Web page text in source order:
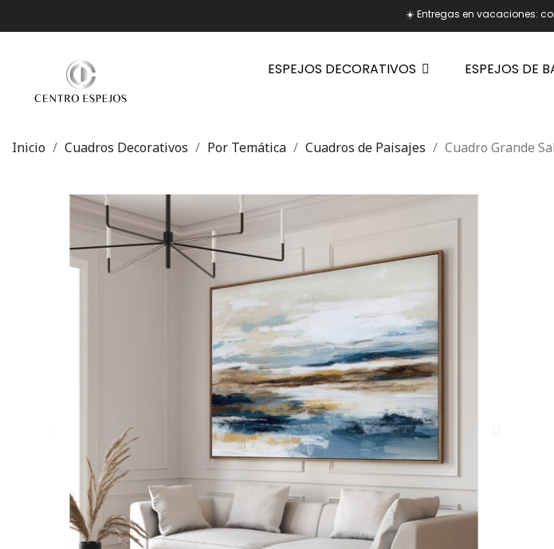
☀️ Entregas en vacaciones:
ESPEJOS DECORATIVOS ESPEJOS DE
Inicio Cuadros Decorativos Por Temática Cuadros de Paisajes Cuadro Grande